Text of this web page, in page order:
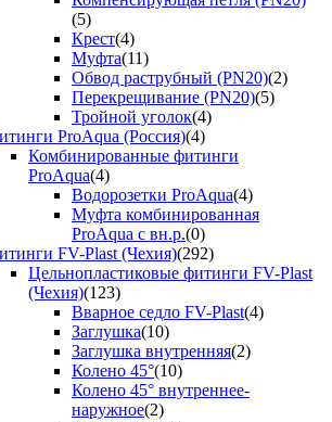
(5)
Крест(4)
Муфта(11)
Обвод раструбный (PN20)(2)
Перекрещивание (PN20)(5)
Тройной уголок(4)
ProAqua (Россия)(4)
Комбинированные фитинги
ProAqua(4)
Водорозетки ProAqua(4)
Муфта комбинированная
ProAqua с вн.р.(0)
FV-Plast (Чехия)(292)
Цельнопластиковые фитинги FV-Plast
(Чехия)(123)
Вварное седло FV-Plast(4)
Заглушка(10)
Заглушка внутренняя(2)
Колено 45°(10)
Колено 45° внутреннее-
наружное(2)